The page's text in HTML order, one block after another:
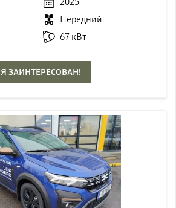
Передний
67 кВт
Я ЗАИНТЕРЕСОВАН!